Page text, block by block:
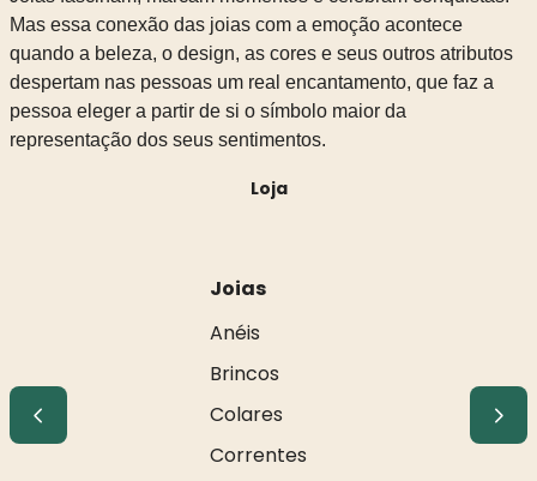
Mas essa conexão das joias com a emoção acontece
quando a beleza, o design, as cores e seus outros atributos
despertam nas pessoas um real encantamento, que faz a
pessoa eleger a partir de si o símbolo maior da
representação dos seus sentimentos.
Loja
Joias
Anéis
Brincos
Colares
Correntes